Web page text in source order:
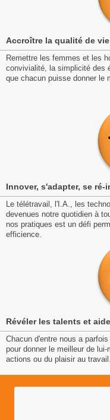
Accroître la qualité de
Remettre les femmes et les
convivialité, la simplicité des
que chacun puisse donner le
Innover, s'adapter, se ré-
Le télétravail, l'I.A., les
devenues notre quotidien à
nos pratiques est un défi
efficience.
Révéler les talents et
Chacun d'entre nous a
pour donner le meilleur de
actions ou du plaisir au travail.